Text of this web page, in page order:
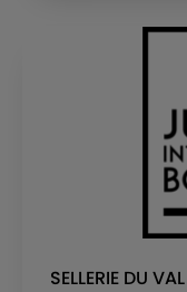
SELLERIE DU VAL